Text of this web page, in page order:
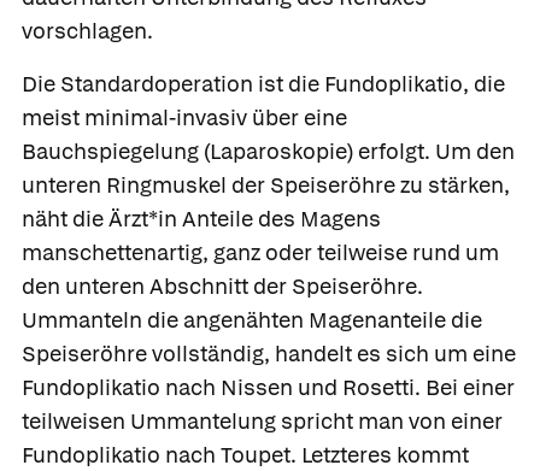
vorschlagen.
Die Standardoperation ist die Fundoplikatio, die
meist minimal-invasiv über eine
Bauchspiegelung (Laparoskopie) erfolgt. Um den
unteren Ringmuskel der Speiseröhre zu stärken,
näht die Ärzt*in Anteile des Magens
manschettenartig, ganz oder teilweise rund um
den unteren Abschnitt der Speiseröhre.
Ummanteln die angenähten Magenanteile die
Speiseröhre vollständig, handelt es sich um eine
Fundoplikatio nach Nissen und Rosetti. Bei einer
teilweisen Ummantelung spricht man von einer
Fundoplikatio nach Toupet. Letzteres kommt